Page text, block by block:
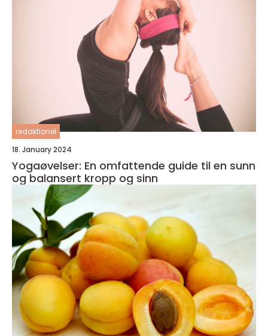
redaktionel
18. January 2024
Yogaøvelser: En omfattende guide til en sunn
og balansert kropp og sinn